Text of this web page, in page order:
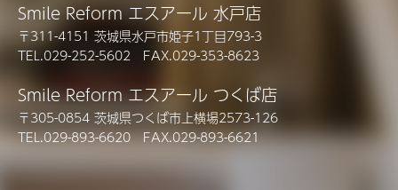
Smile Reform エスアール 水戸店
〒311-4151 茨城県水戸市姫子1丁目793-3
TEL.029-252-5602 FAX.029-353-8623
Smile Reform エスアール つくば店
〒305-0854 茨城県つくば市上横場2573-126
TEL.029-893-6620 FAX.029-893-6621